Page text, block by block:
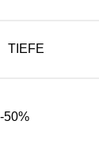
TIEFE
-50%